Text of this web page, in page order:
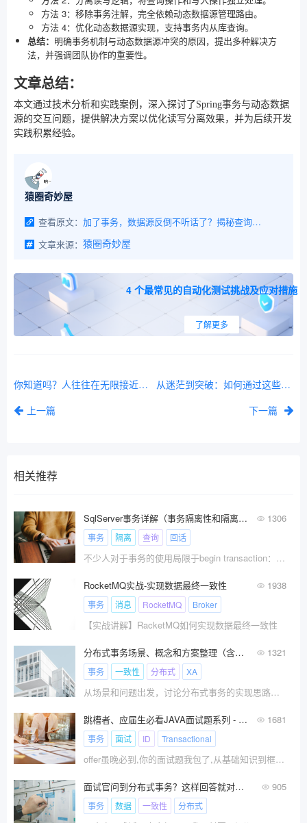
方法 3：移除事务注解，完全依赖动态数据源管理路由。
方法 4：优化动态数据源实现，支持事务内从库查询。
总结： 明确事务机制与动态数据源冲突的原因，提出多种解决方
法，并强调团队协作的重要性。
文章总结：
本文通过技术分析和实践案例，深入探讨了Spring事务与动态数据
源的交互问题，提供解决方案以优化读写分离效果，并为后续开发
实践积累经验。
猿圈奇妙屋
查看原文：
加了事务，数据源反倒不听话了？揭秘查询强制走主库的前因后果！
文章来源： 猿圈奇妙屋
4 个最常见的自动化测试挑战及应对措施
了解更多
你知道吗？人往往在无限接近幸福的时候最幸福！
上一篇
从迷茫到突破：如何通过这些宝藏电子书快速提升技术能力！（500本+）
下一篇
相关推荐
SqlServer事务详解（事务隔离性和隔离级别详解） 1306
事务 隔离 查询 回话
不少人对于事务的使用局限于begin transaction：开始事务、commit transaction：提交事务、rollback transaction：回滚事务的初步运用。并且知道使用事务后， 事务中所有操作命令必须作为一个整
RocketMQ实战-实现数据最终一致性 1938
事务 消息 RocketMQ Broker
【实战讲解】RacketMQ如何实现数据最终一致性
分布式事务场景、概念和方案整理（含概念图） 1321
事务 一致性 分布式 XA
从场景和问题出发，讨论分布式事务的实现思路，并对业界常见的概念进行了辨析，用于指导分布式事务方案选择。
跳槽者、应届生必看JAVA面试题系列 - JAVA基础知识(五) 1681
事务 面试 ID Transactional
offer虽晚必到,你的面试题我包了,从基础知识到框架,从简历包装到hr询问问题。
面试官问到分布式事务？这样回答就对了！ 905
事务 数据 一致性 分布式